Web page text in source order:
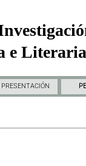
e
PRESENTACIÓN